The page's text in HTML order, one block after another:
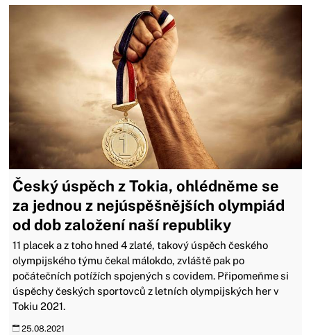
Český úspěch z Tokia, ohlédněme se
za jednou z nejúspěšnějších olympiád
od dob založení naší republiky
11 placek a z toho hned 4 zlaté, takový úspěch českého
olympijského týmu čekal málokdo, zvláště pak po
počátečních potížích spojených s covidem. Připomeňme si
úspěchy českých sportovců z letních olympijských her v
Tokiu 2021.
25.08.2021